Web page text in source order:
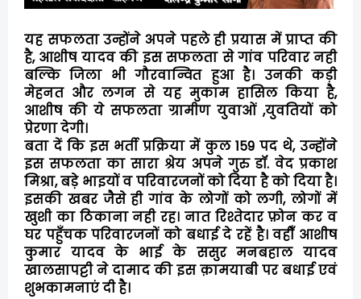
यह सफलता उन्होंने अपने पहले ही प्रयास में प्राप्त की
है, आशीष यादव की इस सफलता से गांव परिवार नही
बल्कि जिला भी गौरवान्वित हुआ है। उनकी कड़ी
मेहनत और लगन से यह मुकाम हासिल किया है,
आशीष की ये सफलता ग्रामीण युवाओं ,युवतियों को
प्रेरणा देगी।
बता दें कि इस भर्ती प्रक्रिया में कुल 159 पद थे, उन्होंने
इस सफलता का सारा श्रेय अपने गुरु डॉ. वेद प्रकाश
मिश्रा, बड़े भाइयों व परिवारजनों को दिया है को दिया है।
इसकी खबर जैसे ही गांव के लोगों को लगी, लोगों में
खुशी का ठिकाना नही रह। नात रिश्तेदार फ़ोन कर व
घर पहुँचक परिवारजनों को बधाई दे रहें है। वहीँ आशीष
कुमार यादव के भाई के ससुर मनबहाल यादव
खालसापट्टी ने दामाद की इस क़ामयाबी पर बधाई एवं
शुभकामनाएं दी है।